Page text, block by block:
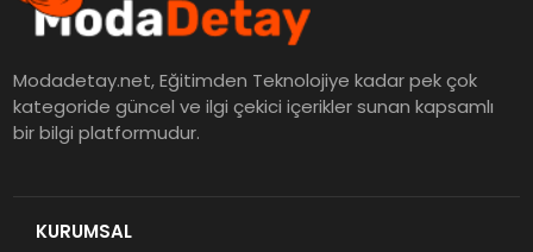
Modadetay.net, Eğitimden Teknolojiye kadar pek çok
kategoride güncel ve ilgi çekici içerikler sunan kapsamlı
bir bilgi platformudur.
KURUMSAL